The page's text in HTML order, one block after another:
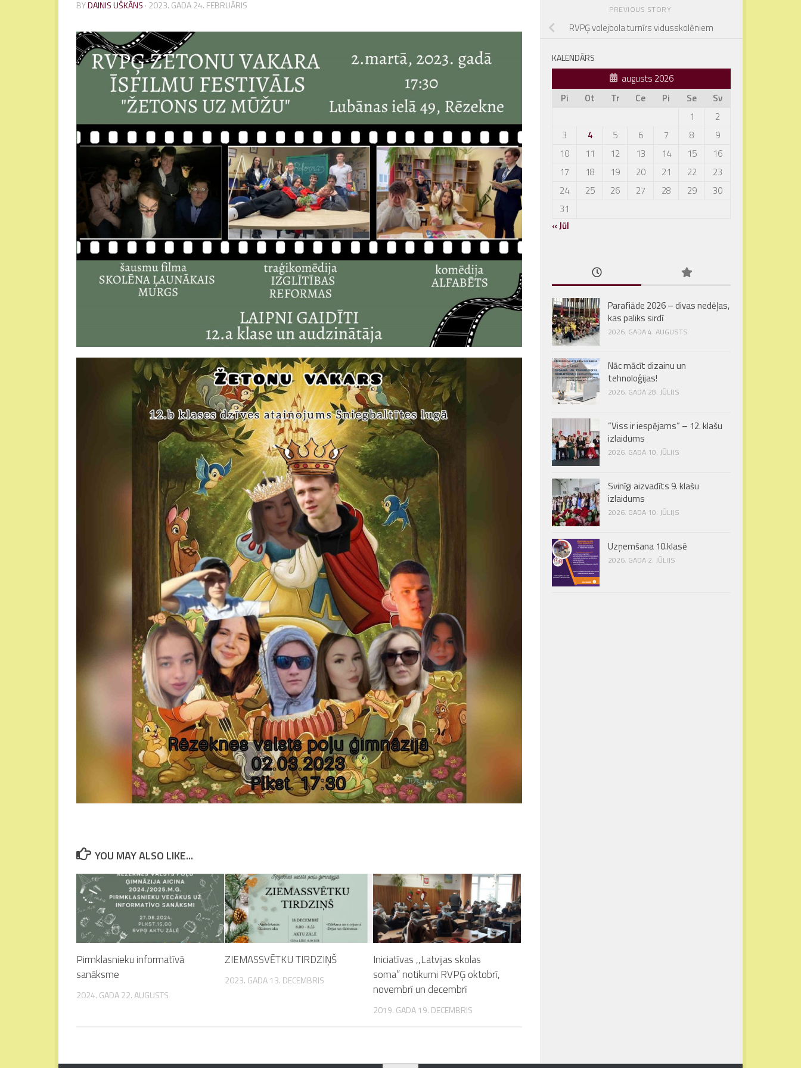
BYDAINIS UŠKĀNS · 2023. GADA 24. FEBRUĀRIS
YOU MAY ALSO LIKE...
Pirmklasnieku informatīvā
sanāksme
2024. GADA 22. AUGUSTS
ZIEMASSVĒTKU TIRDZIŅŠ
2023. GADA 13. DECEMBRIS
Iniciatīvas ,,Latvijas skolas
soma” notikumi RVPĢ oktobrī,
novembrī un decembrī
2019. GADA 19. DECEMBRIS
PREVIOUS STORY
RVPĢ volejbola turnīrs vidusskolēniem
KALENDĀRS
augusts 2026
Pi
Ot Tr Ce Pi Se
Sv
1
2
3
4 5 6 7 8
9
10
11 12 13 14 15
16
17
18 19 20 21 22
23
24
25 26 27 28 29
30
31
« Jūl
Parafiāde 2026 – divas nedēļas,
kas paliks sirdī
2026. GADA 4. AUGUSTS
Nāc mācīt dizainu un
tehnoloģijas!
2026. GADA 28. JŪLIJS
“Viss ir iespējams” – 12. klašu
izlaidums
2026. GADA 10. JŪLIJS
Svinīgi aizvadīts 9. klašu
izlaidums
2026. GADA 10. JŪLIJS
Uzņemšana 10.klasē
2026. GADA 2. JŪLIJS